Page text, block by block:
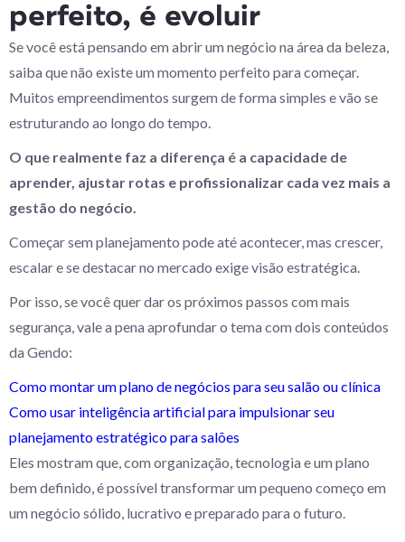
perfeito, é evoluir
Se você está pensando em abrir um negócio na área da beleza,
saiba que não existe um momento perfeito para começar.
Muitos empreendimentos surgem de forma simples e vão se
estruturando ao longo do tempo.
O que realmente faz a diferença é a capacidade de
aprender, ajustar rotas e profissionalizar cada vez mais a
gestão do negócio.
Começar sem planejamento pode até acontecer, mas crescer,
escalar e se destacar no mercado exige visão estratégica.
Por isso, se você quer dar os próximos passos com mais
segurança, vale a pena aprofundar o tema com dois conteúdos
da Gendo:
Como montar um plano de negócios para seu salão ou clínica
Como usar inteligência artificial para impulsionar seu
planejamento estratégico para salões
Eles mostram que, com organização, tecnologia e um plano
bem definido, é possível transformar um pequeno começo em
um negócio sólido, lucrativo e preparado para o futuro.